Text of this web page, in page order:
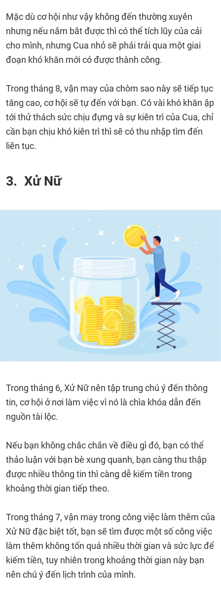
Mặc dù cơ hội như vậy không đến thường xuyên
nhưng nếu nắm bắt được thì có thể tích lũy của cải
cho mình, nhưng Cua nhỏ sẽ phải trải qua một giai
đoạn khó khăn mới có được thành công.
Trong tháng 8, vận may của chòm sao này sẽ tiếp tục
tăng cao, cơ hội sẽ tự đến với bạn. Có vài khó khăn ập
tới thử thách sức chịu đựng và sự kiên trì của Cua, chỉ
cần bạn chịu khó kiên trì thì sẽ có thu nhập tìm đến
liên tục.
3. Xử Nữ
Trong tháng 6, Xử Nữ nên tập trung chú ý đến thông
tin, cơ hội ở nơi làm việc vì nó là chìa khóa dẫn đến
nguồn tài lộc.
Nếu bạn không chắc chắn về điều gì đó, bạn có thể
thảo luận với bạn bè xung quanh, bạn càng thu thập
được nhiều thông tin thì càng dễ kiếm tiền trong
khoảng thời gian tiếp theo.
Trong tháng 7, vận may trong công việc làm thêm của
Xử Nữ đặc biệt tốt, bạn sẽ tìm được một số công việc
làm thêm không tốn quá nhiều thời gian và sức lực để
kiếm tiền, tuy nhiên trong khoảng thời gian này bạn
nên chú ý đến lịch trình của mình.